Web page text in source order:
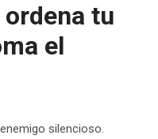
tu
el
silencioso.